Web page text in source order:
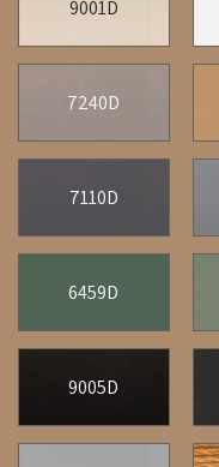
9001D
7240D
7110D
6459D
9005D